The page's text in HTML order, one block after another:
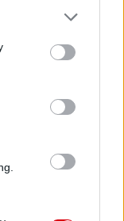
or more Google
You may click to
party tags to
in below Google